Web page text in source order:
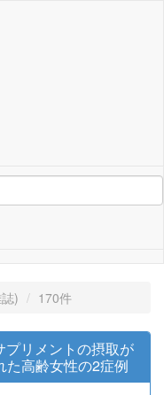
) 170件
プリメントの摂取が
た高齢女性の2症例